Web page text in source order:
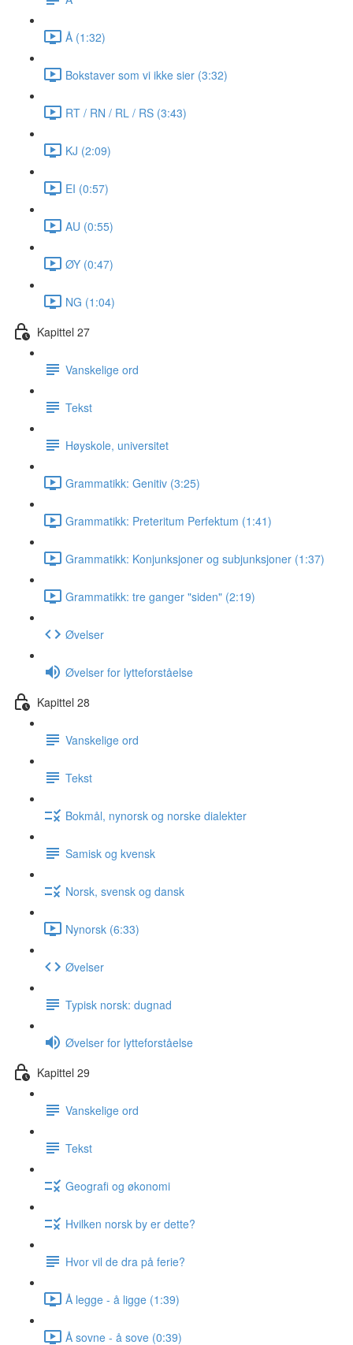
Å (1:32)
Bokstaver som vi ikke sier (3:32)
RT / RN / RL / RS (3:43)
KJ (2:09)
EI (0:57)
AU (0:55)
ØY (0:47)
NG (1:04)
Kapittel 27
Vanskelige ord
Tekst
Høyskole, universitet
Grammatikk: Genitiv (3:25)
Grammatikk: Preteritum Perfektum (1:41)
Grammatikk: Konjunksjoner og subjunksjoner (1:37)
Grammatikk: tre ganger "siden" (2:19)
Øvelser
Øvelser for lytteforståelse
Kapittel 28
Vanskelige ord
Tekst
Bokmål, nynorsk og norske dialekter
Samisk og kvensk
Norsk, svensk og dansk
Nynorsk (6:33)
Øvelser
Typisk norsk: dugnad
Øvelser for lytteforståelse
Kapittel 29
Vanskelige ord
Tekst
Geografi og økonomi
Hvilken norsk by er dette?
Hvor vil de dra på ferie?
Å legge - å ligge (1:39)
Å sovne - å sove (0:39)